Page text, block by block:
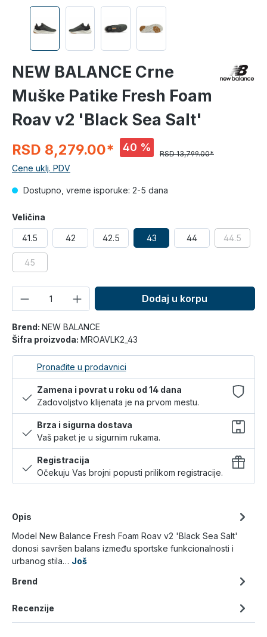
NEW BALANCE Crne
Muške Patike Fresh Foam
Roav v2 'Black Sea Salt'
RSD 8,279.00* 40 %
RSD 13,799.00*
Cene uklj. PDV
Dostupno, vreme isporuke: 2-5 dana
Veličina
41.5 42 42.5 43 44 44.5
45
Dodaj u korpu
Brend: NEW BALANCE
Šifra proizvoda: MROAVLK2_43
Pronađite u prodavnici
Zamena i povrat u roku od 14 dana
Zadovoljstvo klijenata je na prvom mestu.
Brza i sigurna dostava
Vaš paket je u sigurnim rukama.
Registracija
Očekuju Vas brojni popusti prilikom registracije.
Opis
Model New Balance Fresh Foam Roav v2 'Black Sea Salt'
donosi savršen balans između sportske funkcionalnosti i
urbanog stila… Još
Brend
Recenzije